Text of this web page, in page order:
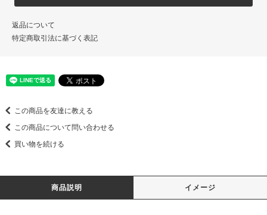
返品について
特定商取引法に基づく表記
この商品を友達に教える
この商品について問い合わせる
買い物を続ける
商品説明 イメージ